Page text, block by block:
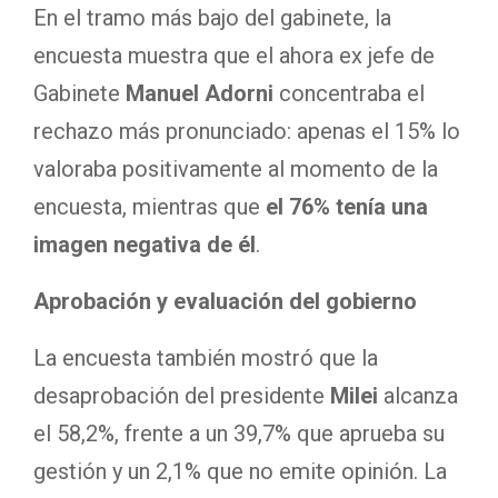
En el tramo más bajo del gabinete, la
encuesta muestra que el ahora ex jefe de
Gabinete Manuel Adorni concentraba el
rechazo más pronunciado: apenas el 15% lo
valoraba positivamente al momento de la
encuesta, mientras que el 76% tenía una
imagen negativa de él.
Aprobación y evaluación del gobierno
La encuesta también mostró que la
desaprobación del presidente Milei alcanza
el 58,2%, frente a un 39,7% que aprueba su
gestión y un 2,1% que no emite opinión. La